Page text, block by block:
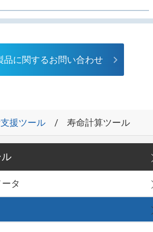
品に関するお問い合わせ
援ツール 寿命計算ツール
タ